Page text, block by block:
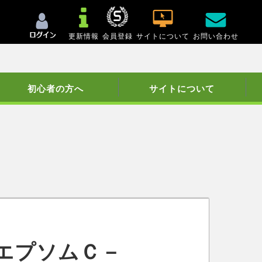
更新情報 会員登録 サイトについて お問い合わせ
初心者の方へ サイトについて
プソムＣ－